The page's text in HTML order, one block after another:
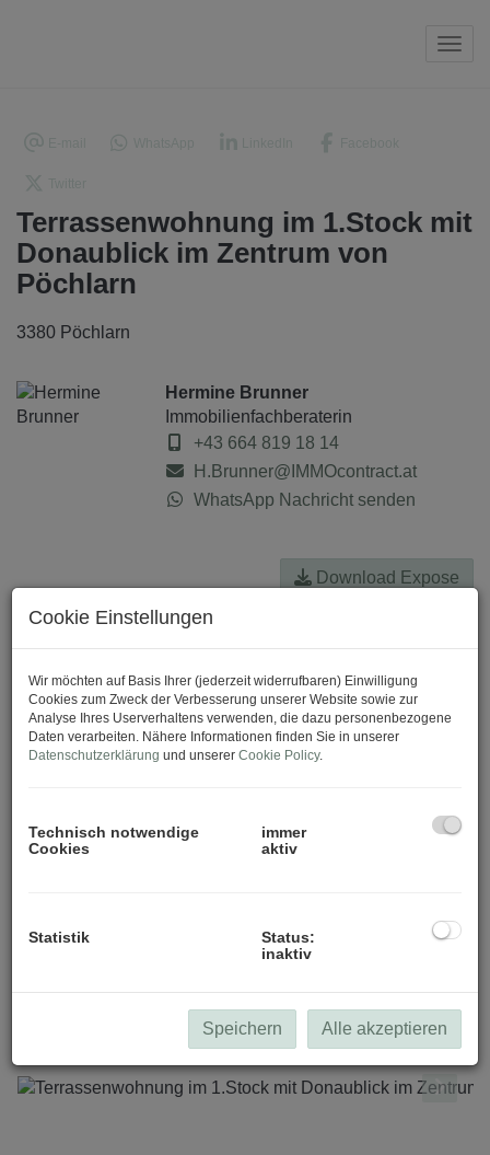
Terrassenwohnung im 1.Stock mit
Donaublick im Zentrum von
Pöchlarn
3380 Pöchlarn
Hermine Brunner
Immobilienfachberaterin
+43 664 819 18 14
H.Brunner@IMMOcontract.at
WhatsApp Nachricht senden
Download Expose
Cookie Einstellungen
Wir möchten auf Basis Ihrer (jederzeit widerrufbaren) Einwilligung
Cookies zum Zweck der Verbesserung unserer Website sowie zur
Analyse Ihres Userverhaltens verwenden, die dazu personenbezogene
Daten verarbeiten. Nähere Informationen finden Sie in unserer
Datenschutzerklärung und unserer Cookie Policy.
Technisch notwendige
Cookies
immer
aktiv
Statistik
Status:
inaktiv
Speichern Alle akzeptieren